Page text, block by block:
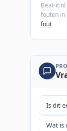
Beat-
fouten in
fout
Is dit
Wat is